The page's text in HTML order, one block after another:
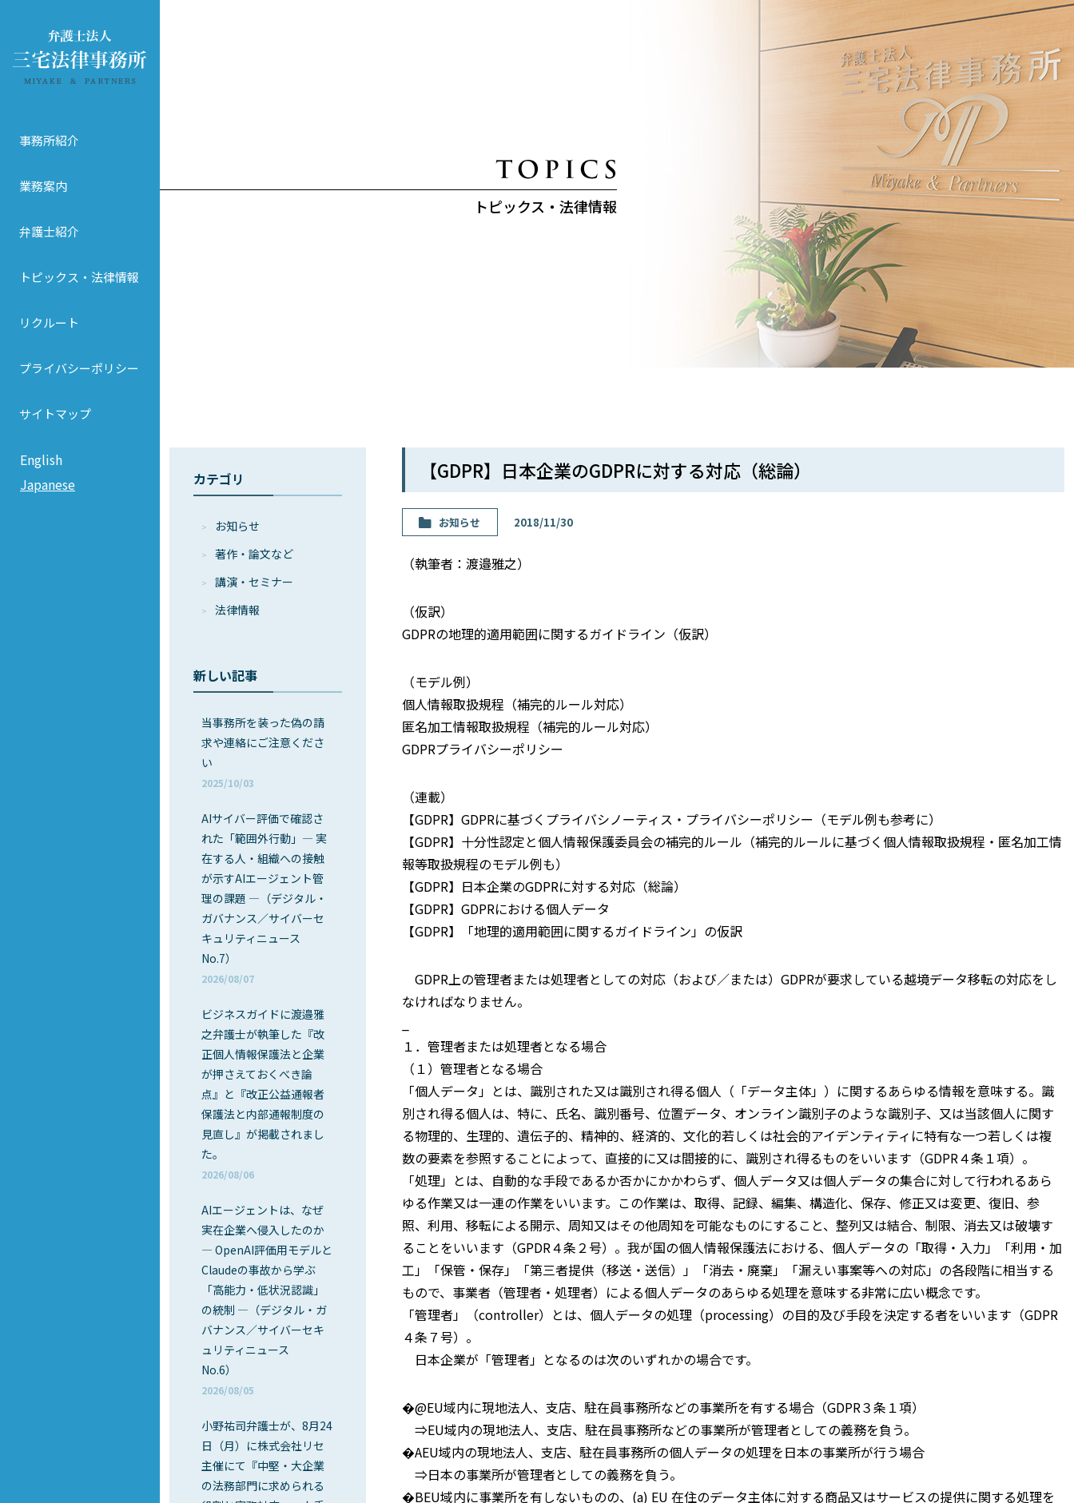
事務所紹介
業務案内
弁護士紹介
トピックス・法律情報
リクルート
プライバシーポリシー
サイトマップ
English
Japanese
トピックス・法律情報
カテゴリ
お知らせ
著作・論⽂など
講演・セミナー
法律情報
新しい記事
当事務所を装った偽の請
求や連絡にご注意くださ
い
2025/10/03
AIサイバー評価で確認さ
れた「範囲外行動」― 実
在する人・組織への接触
が示すAIエージェント管
理の課題 ―（デジタル・
ガバナンス／サイバーセ
キュリティニュース
No.7）
2026/08/07
ビジネスガイドに渡邉雅
之弁護士が執筆した『改
正個人情報保護法と企業
が押さえておくべき論
点』と『改正公益通報者
保護法と内部通報制度の
見直し』が掲載されまし
た。
2026/08/06
AIエージェントは、なぜ
実在企業へ侵入したのか
― OpenAI評価用モデルと
Claudeの事故から学ぶ
「高能力・低状況認識」
の統制 ―（デジタル・ガ
バナンス／サイバーセキ
ュリティニュース
No.6）
2026/08/05
小野祐司弁護士が、8月24
日（月）に株式会社リセ
主催にて『中堅・大企業
の法務部門に求められる
【GDPR】日本企業のGDPRに対する対応（総論）
お知らせ 2018/11/30
（執筆者：渡邉雅之）
（仮訳）
GDPRの地理的適用範囲に関するガイドライン（仮訳）
（モデル例）
個人情報取扱規程（補完的ルール対応）
匿名加工情報取扱規程（補完的ルール対応）
GDPRプライバシーポリシー
（連載）
【GDPR】GDPRに基づくプライバシノーティス・プライバシーポリシー（モデル例も参考に）
【GDPR】十分性認定と個人情報保護委員会の補完的ルール（補完的ルールに基づく個人情報取扱規程・匿名加工情
報等取扱規程のモデル例も）
【GDPR】日本企業のGDPRに対する対応（総論）
【GDPR】GDPRにおける個人データ
【GDPR】「地理的適用範囲に関するガイドライン」の仮訳
GDPR上の管理者または処理者としての対応（および／または）GDPRが要求している越境データ移転の対応をし
なければなりません。
１．管理者または処理者となる場合
（１）管理者となる場合
「個人データ」とは、識別された又は識別され得る個人（「データ主体」）に関するあらゆる情報を意味する。識
別され得る個人は、特に、氏名、識別番号、位置データ、オンライン識別子のような識別子、又は当該個人に関す
る物理的、生理的、遺伝子的、精神的、経済的、文化的若しくは社会的アイデンティティに特有な一つ若しくは複
数の要素を参照することによって、直接的に又は間接的に、識別され得るものをいいます（GDPR４条１項）。
「処理」とは、自動的な手段であるか否かにかかわらず、個人データ又は個人データの集合に対して行われるあら
ゆる作業又は一連の作業をいいます。この作業は、取得、記録、編集、構造化、保存、修正又は変更、復旧、参
照、利用、移転による開示、周知又はその他周知を可能なものにすること、整列又は結合、制限、消去又は破壊す
ることをいいます（GPDR４条２号）。我が国の個人情報保護法における、個人データの「取得・入力」「利用・加
工」「保管・保存」「第三者提供（移送・送信）」「消去・廃棄」「漏えい事案等への対応」の各段階に相当する
もので、事業者（管理者・処理者）による個人データのあらゆる処理を意味する非常に広い概念です。
「管理者」（controller）とは、個人データの処理（processing）の目的及び手段を決定する者をいいます（GDPR
４条７号）。
日本企業が「管理者」となるのは次のいずれかの場合です。
�@EU域内に現地法人、支店、駐在員事務所などの事業所を有する場合（GDPR３条１項）
⇒EU域内の現地法人、支店、駐在員事務所などの事業所が管理者としての義務を負う。
�AEU域内の現地法人、支店、駐在員事務所の個人データの処理を日本の事業所が行う場合
⇒日本の事業所が管理者としての義務を負う。
�BEU域内に事業所を有しないものの、(a) EU 在住のデータ主体に対する商品又はサービスの提供に関する処理を